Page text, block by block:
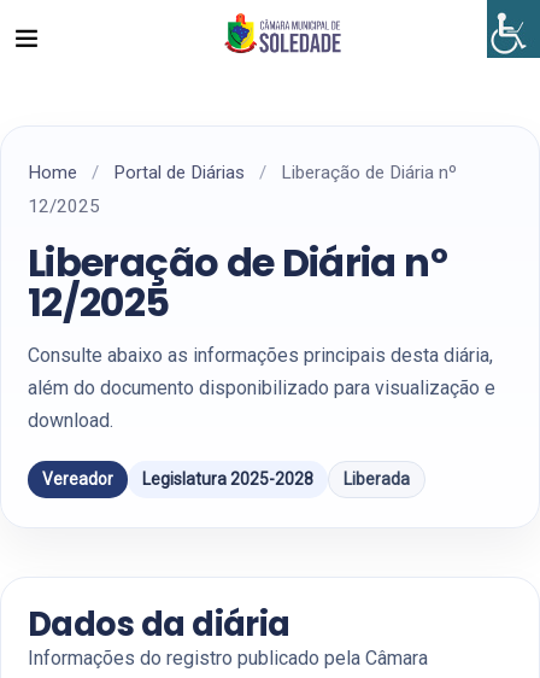
Home / Portal de Diárias /
Liberação de Diária nº
12/2025
Liberação de Diária nº
12/2025
Consulte abaixo as informações principais desta diária,
além do documento disponibilizado para visualização e
download.
Vereador Legislatura 2025-2028 Liberada
Dados da diária
Informações do registro publicado pela Câmara